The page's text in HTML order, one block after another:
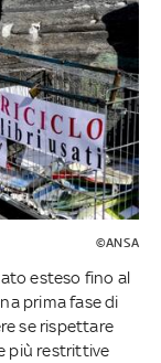
©ANSA
esteso fino al
prima fase di
se rispettare
più restrittive